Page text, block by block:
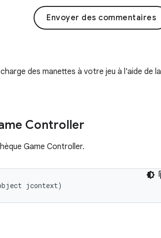
Envoyer des commentaires
des manettes à votre jeu à l'aide de la
Controller
Game Controller.
jcontext)